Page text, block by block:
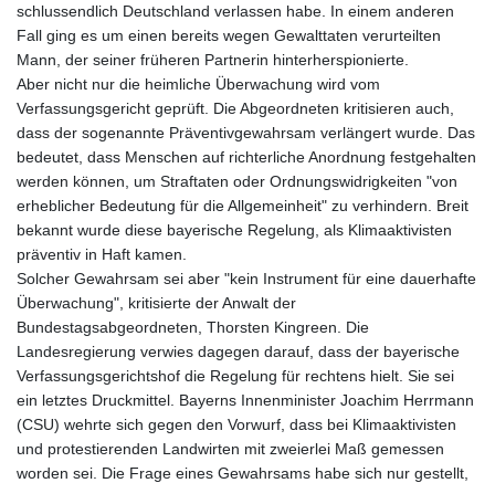
schlussendlich Deutschland verlassen habe. In einem anderen
Fall ging es um einen bereits wegen Gewalttaten verurteilten
Mann, der seiner früheren Partnerin hinterherspionierte.
Aber nicht nur die heimliche Überwachung wird vom
Verfassungsgericht geprüft. Die Abgeordneten kritisieren auch,
dass der sogenannte Präventivgewahrsam verlängert wurde. Das
bedeutet, dass Menschen auf richterliche Anordnung festgehalten
werden können, um Straftaten oder Ordnungswidrigkeiten "von
erheblicher Bedeutung für die Allgemeinheit" zu verhindern. Breit
bekannt wurde diese bayerische Regelung, als Klimaaktivisten
präventiv in Haft kamen.
Solcher Gewahrsam sei aber "kein Instrument für eine dauerhafte
Überwachung", kritisierte der Anwalt der
Bundestagsabgeordneten, Thorsten Kingreen. Die
Landesregierung verwies dagegen darauf, dass der bayerische
Verfassungsgerichtshof die Regelung für rechtens hielt. Sie sei
ein letztes Druckmittel. Bayerns Innenminister Joachim Herrmann
(CSU) wehrte sich gegen den Vorwurf, dass bei Klimaaktivisten
und protestierenden Landwirten mit zweierlei Maß gemessen
worden sei. Die Frage eines Gewahrsams habe sich nur gestellt,